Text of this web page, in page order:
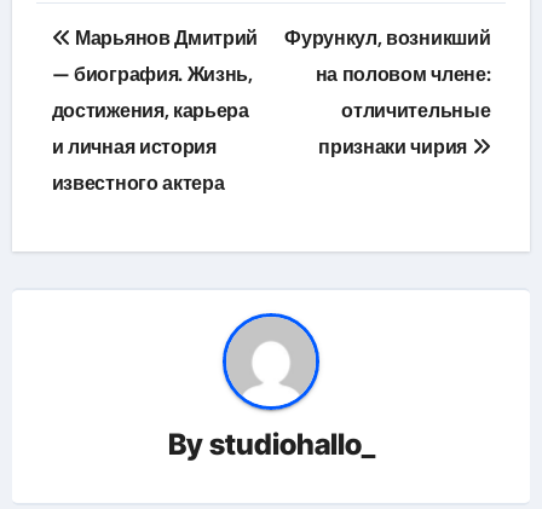
Навигация
по
записям
Марьянов Дмитрий
— биография. Жизнь,
достижения, карьера
и личная история
известного актера
Фурункул, возникший
на половом члене:
отличительные
признаки чирия
Bystudiohallo_